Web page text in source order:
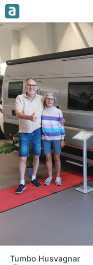
Tumbo Husvagnar